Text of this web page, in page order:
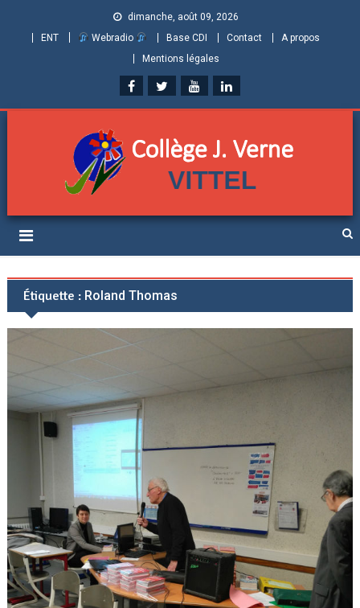
dimanche, août 09, 2026
ENT
Webradio Base CDI Contact
A propos
Mentions légales
Collège Jules Verne de
Vittel (Vosges)
Étiquette : Roland Thomas